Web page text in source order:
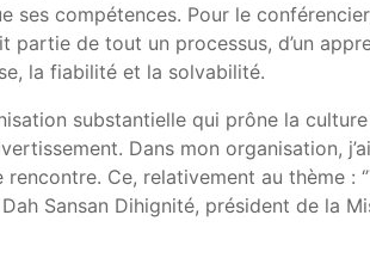
ses compétences. Pour le
partie de tout un processus, d’un
la fiabilité et la solvabilité.
substantielle qui prône la
Dans mon organisation,
Ce, relativement au thème :
Dah Sansan Dihignité, président de la